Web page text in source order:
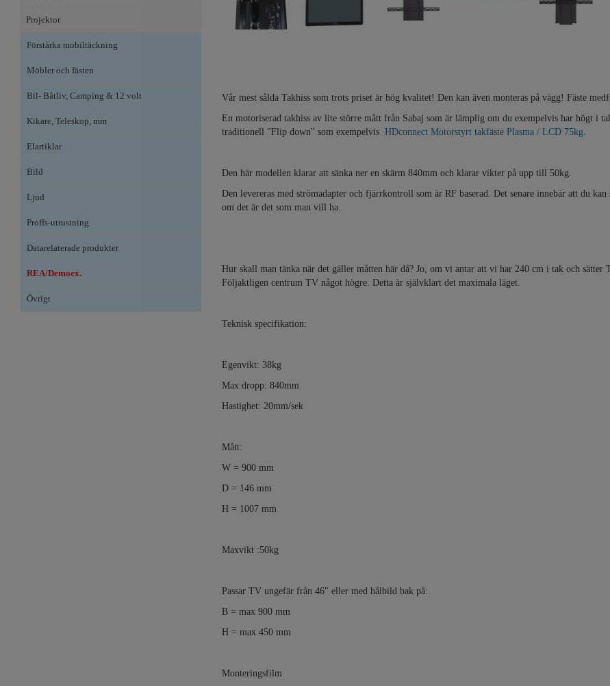
Projektor
Förstärka mobiltäckning
Möbler och fästen
Bil- Båtliv, Camping & 12 volt
Kikare, Teleskop, mm
Elartiklar
Bild
Ljud
Proffs-utrustning
Datarelaterade produkter
REA/Demoex.
Övrigt
Vår mest sålda Takhiss som trots priset är hög kvalitet! Den kan även monteras på vägg! Fäste
En motoriserad takhiss av lite större mått från Sabaj som är lämplig om du exempelvis har högt i
traditionell "Flip down" som exempelvis HDconnect Motorstyrt takfäste Plasma / LCD 75kg.
Den här modellen klarar att sänka ner en skärm 840mm och klarar vikter på upp till 50kg.
Den levereras med strömadapter och fjärrkontroll som är RF baserad. Det senare innebär att du
om det är det som man vill ha.
Hur skall man tänka när det gäller måtten här då? Jo, om vi antar att vi har 240 cm i tak och sätter
Följaktligen centrum TV något högre. Detta är självklart det maximala läget.
Teknisk specifikation:
Egenvikt: 38kg
Max dropp: 840mm
Hastighet: 20mm/sek
Mått:
W = 900 mm
D = 146 mm
H = 1007 mm
Maxvikt :50kg
Passar TV ungefär från 46" eller med hålbild bak på:
B = max 900 mm
H = max 450 mm
Monteringsfilm